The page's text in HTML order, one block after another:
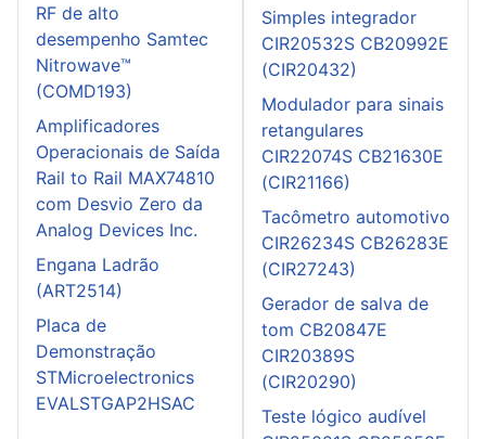
RF de alto
desempenho Samtec
Nitrowave™
(COMD193)
Amplificadores
Operacionais de Saída
Rail to Rail MAX74810
com Desvio Zero da
Analog Devices Inc.
Engana Ladrão
(ART2514)
Placa de
Demonstração
STMicroelectronics
EVALSTGAP2HSAC
Simples integrador
CIR20532S CB20992E
(CIR20432)
Modulador para sinais
retangulares
CIR22074S CB21630E
(CIR21166)
Tacômetro automotivo
CIR26234S CB26283E
(CIR27243)
Gerador de salva de
tom CB20847E
CIR20389S
(CIR20290)
Teste lógico audível